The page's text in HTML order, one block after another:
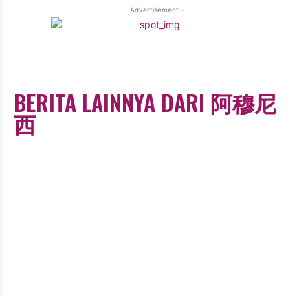
- Advertisement -
BERITA LAINNYA DARI 阿穆尼
西